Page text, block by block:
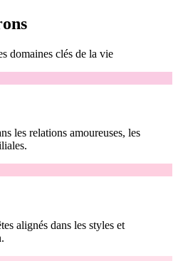
domaines clés de la vie
les relations amoureuses, les
alignés dans les styles et